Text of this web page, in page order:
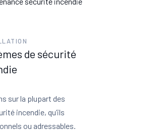
de sécurité
sur la plupart des
incendie, qu’ils
ou adressables.